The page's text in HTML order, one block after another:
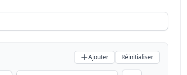
Ajouter Réinitialiser